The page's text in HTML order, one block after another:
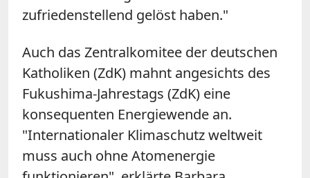
zufriedenstellend gelöst haben."
Auch das Zentralkomitee der deutschen
Katholiken (ZdK) mahnt angesichts des
Fukushima-Jahrestags (ZdK) eine
konsequenten Energiewende an.
"Internationaler Klimaschutz weltweit
muss auch ohne Atomenergie